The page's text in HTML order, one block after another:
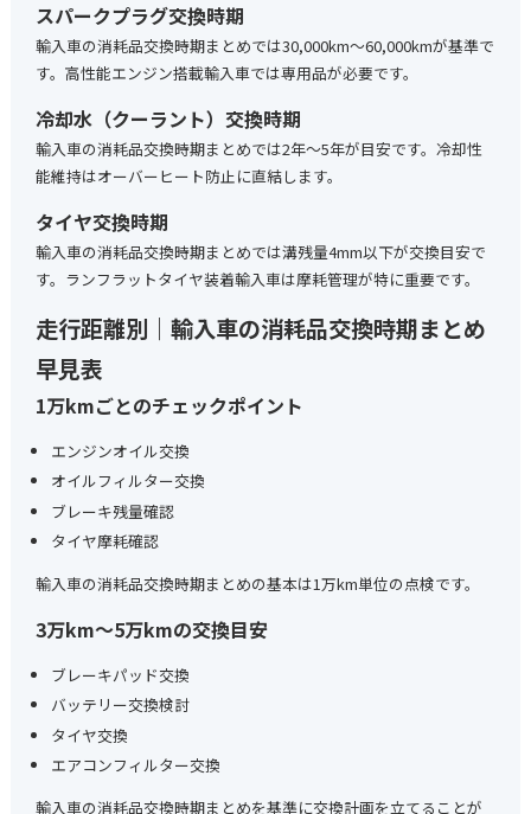
スパークプラグ交換時期
輸入車の消耗品交換時期まとめでは30,000km〜60,000kmが基準で
す。高性能エンジン搭載輸入車では専用品が必要です。
冷却水（クーラント）交換時期
輸入車の消耗品交換時期まとめでは2年〜5年が目安です。冷却性
能維持はオーバーヒート防止に直結します。
タイヤ交換時期
輸入車の消耗品交換時期まとめでは溝残量4mm以下が交換目安で
す。ランフラットタイヤ装着輸入車は摩耗管理が特に重要です。
走行距離別｜輸入車の消耗品交換時期まとめ
早見表
1万kmごとのチェックポイント
エンジンオイル交換
オイルフィルター交換
ブレーキ残量確認
タイヤ摩耗確認
輸入車の消耗品交換時期まとめの基本は1万km単位の点検です。
3万km〜5万kmの交換目安
ブレーキパッド交換
バッテリー交換検討
タイヤ交換
エアコンフィルター交換
輸入車の消耗品交換時期まとめを基準に交換計画を立てることが